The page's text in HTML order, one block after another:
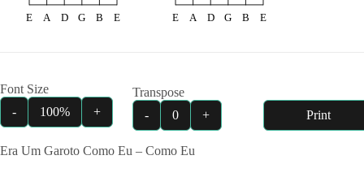
E A D G B E E A D G B E
Font Size
-
100% +
Transpose
-
0 + Print
Era Um Garoto Como Eu – Como Eu